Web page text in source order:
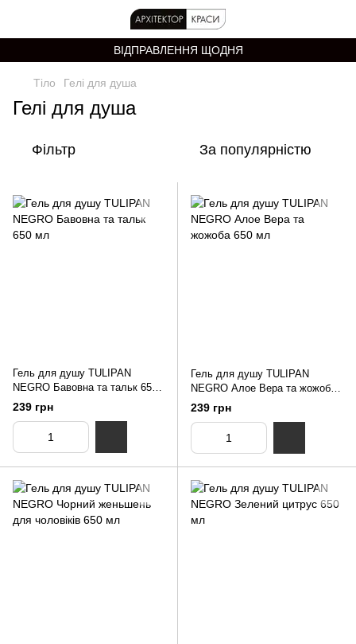
ВІДПРАВЛЕННЯ ЩОДНЯ
Тіло Гелі для душа
Гелі для душа
Фільтр За популярністю
Гель для душу TULIPAN
NEGRO Бавовна та тальк 650
мл
239 грн
Гель для душу TULIPAN
NEGRO Алое Вера та жожоба
650 мл
239 грн